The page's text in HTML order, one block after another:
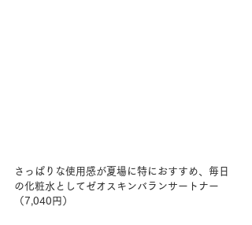
さっぱりな使用感が夏場に特におすすめ、毎日
の化粧水としてゼオスキンバランサートナー
（7,040円）